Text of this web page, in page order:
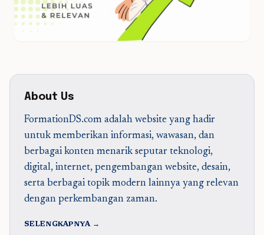
About Us
FormationDS.com adalah website yang hadir
untuk memberikan informasi, wawasan, dan
berbagai konten menarik seputar teknologi,
digital, internet, pengembangan website, desain,
serta berbagai topik modern lainnya yang relevan
dengan perkembangan zaman.
SELENGKAPNYA →